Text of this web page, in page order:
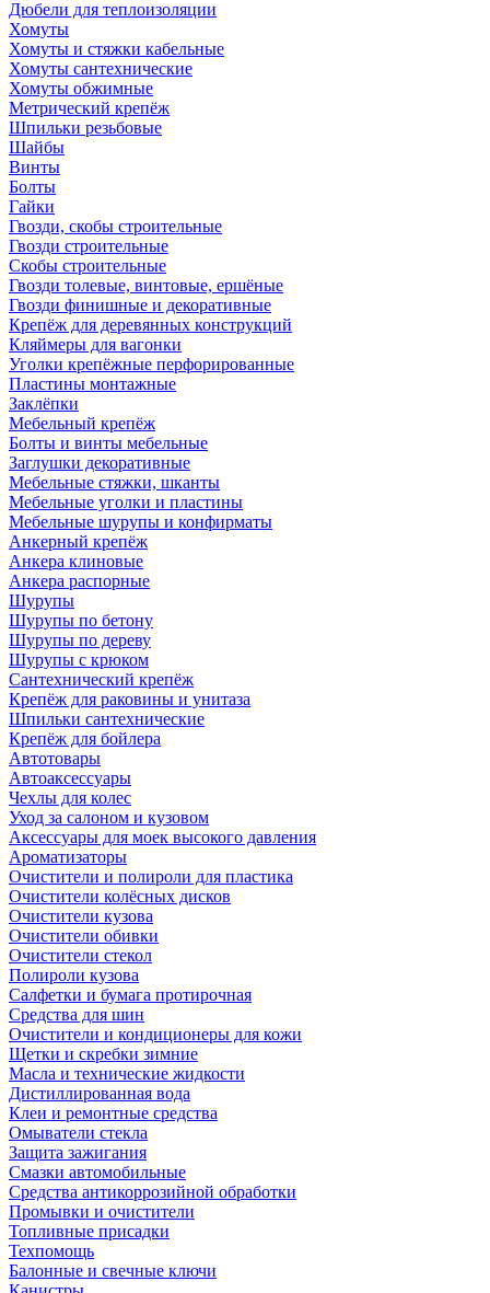
Дюбели для теплоизоляции
Хомуты
Хомуты и стяжки кабельные
Хомуты сантехнические
Хомуты обжимные
Метрический крепёж
Шпильки резьбовые
Шайбы
Винты
Болты
Гайки
Гвозди, скобы строительные
Гвозди строительные
Скобы строительные
Гвозди толевые, винтовые, ершёные
Гвозди финишные и декоративные
Крепёж для деревянных конструкций
Кляймеры для вагонки
Уголки крепёжные перфорированные
Пластины монтажные
Заклёпки
Мебельный крепёж
Болты и винты мебельные
Заглушки декоративные
Мебельные стяжки, шканты
Мебельные уголки и пластины
Мебельные шурупы и конфирматы
Анкерный крепёж
Анкера клиновые
Анкера распорные
Шурупы
Шурупы по бетону
Шурупы по дереву
Шурупы с крюком
Сантехнический крепёж
Крепёж для раковины и унитаза
Шпильки сантехнические
Крепёж для бойлера
Автотовары
Автоаксессуары
Чехлы для колес
Уход за салоном и кузовом
Аксессуары для моек высокого давления
Ароматизаторы
Очистители и полироли для пластика
Очистители колёсных дисков
Очистители кузова
Очистители обивки
Очистители стекол
Полироли кузова
Салфетки и бумага протирочная
Средства для шин
Очистители и кондиционеры для кожи
Щетки и скребки зимние
Масла и технические жидкости
Дистиллированная вода
Клеи и ремонтные средства
Омыватели стекла
Защита зажигания
Смазки автомобильные
Средства антикоррозийной обработки
Промывки и очистители
Топливные присадки
Техпомощь
Балонные и свечные ключи